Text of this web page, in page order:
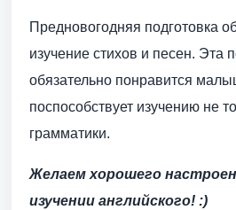
Предновогодняя подготовка
изучение стихов и песен. Эта
обязательно понравится
поспособствует изучению не
грамматики.
Желаем хорошего
изучении английского! :)